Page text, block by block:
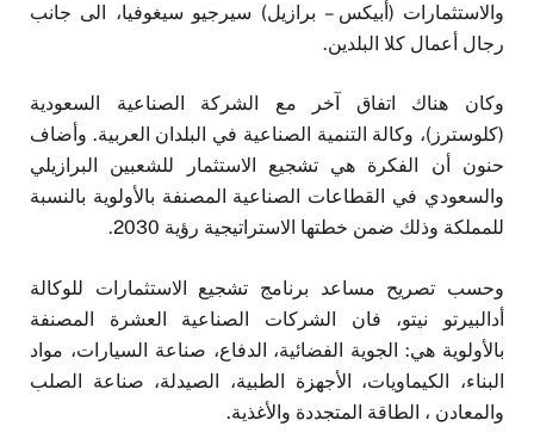
والاستثمارات (أبيكس – برازيل) سيرجيو سيغوفيا، الى جانب
رجال أعمال كلا البلدين.
وكان هناك اتفاق آخر مع الشركة الصناعية السعودية
(كلوسترز)، وكالة التنمية الصناعية في البلدان العربية. وأضاف
حنون أن الفكرة هي تشجيع الاستثمار للشعبين البرازيلي
والسعودي في القطاعات الصناعية المصنفة بالأولوية بالنسبة
للمملكة وذلك ضمن خطتها الاستراتيجية رؤية 2030.
وحسب تصريح مساعد برنامج تشجيع الاستثمارات للوكالة
أدالبيرتو نيتو، فان الشركات الصناعية العشرة المصنفة
بالأولوية هي: الجوية الفضائية، الدفاع، صناعة السيارات، مواد
البناء، الكيماويات، الأجهزة الطبية، الصيدلة، صناعة الصلب
والمعادن ، الطاقة المتجددة والأغذية.